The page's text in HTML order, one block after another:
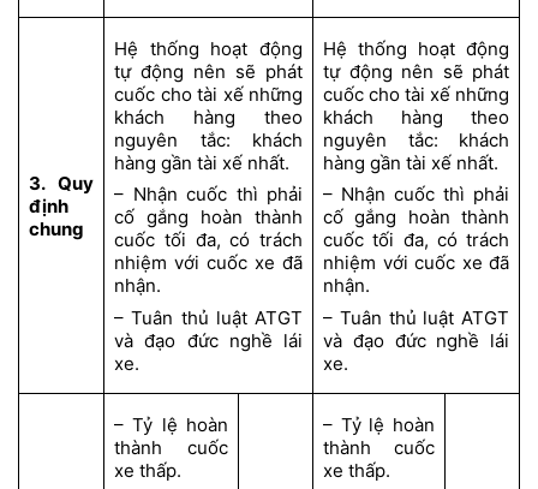
3. Quy
định
chung
Hệ thống hoạt động
tự động nên sẽ phát
cuốc cho tài xế những
khách hàng theo
nguyên tắc: khách
hàng gần tài xế nhất.
– Nhận cuốc thì phải
cố gắng hoàn thành
cuốc tối đa, có trách
nhiệm với cuốc xe đã
nhận.
– Tuân thủ luật ATGT
và đạo đức nghề lái
xe.
Hệ thống hoạt động
tự động nên sẽ phát
cuốc cho tài xế những
khách hàng theo
nguyên tắc: khách
hàng gần tài xế nhất.
– Nhận cuốc thì phải
cố gắng hoàn thành
cuốc tối đa, có trách
nhiệm với cuốc xe đã
nhận.
– Tuân thủ luật ATGT
và đạo đức nghề lái
xe.
– Tỷ lệ hoàn
thành cuốc
xe thấp.
– Tỷ lệ hoàn
thành cuốc
xe thấp.